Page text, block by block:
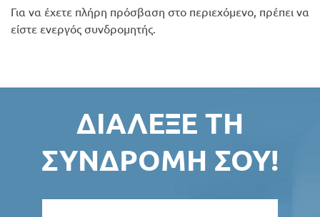
Για να έχετε πλήρη πρόσβαση στο περιεχόμενο, πρέπει να
είστε ενεργός συνδρομητής.
ΔΙΆΛΕΞΕ ΤΗ
ΣΥΝΔΡΟΜΉ ΣΟΥ!